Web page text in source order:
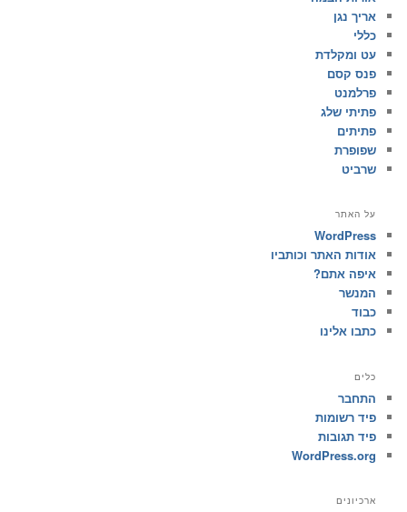
אריך נגן
כללי
עט ומקלדת
פנס קסם
פרלמנט
פתיתי שלג
פתיתים
שפופרת
שרביט
על האתר
WordPress
אודות האתר וכותביו
איפה אתם?
המנשר
כבוד
כתבו אלינו
כלים
התחבר
פיד רשומות
פיד תגובות
WordPress.org
ארכיונים